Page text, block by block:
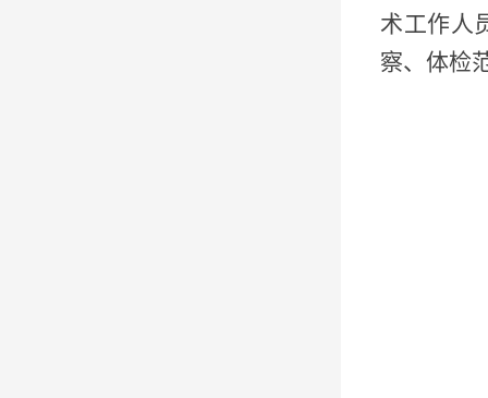
术工作人
察、体检